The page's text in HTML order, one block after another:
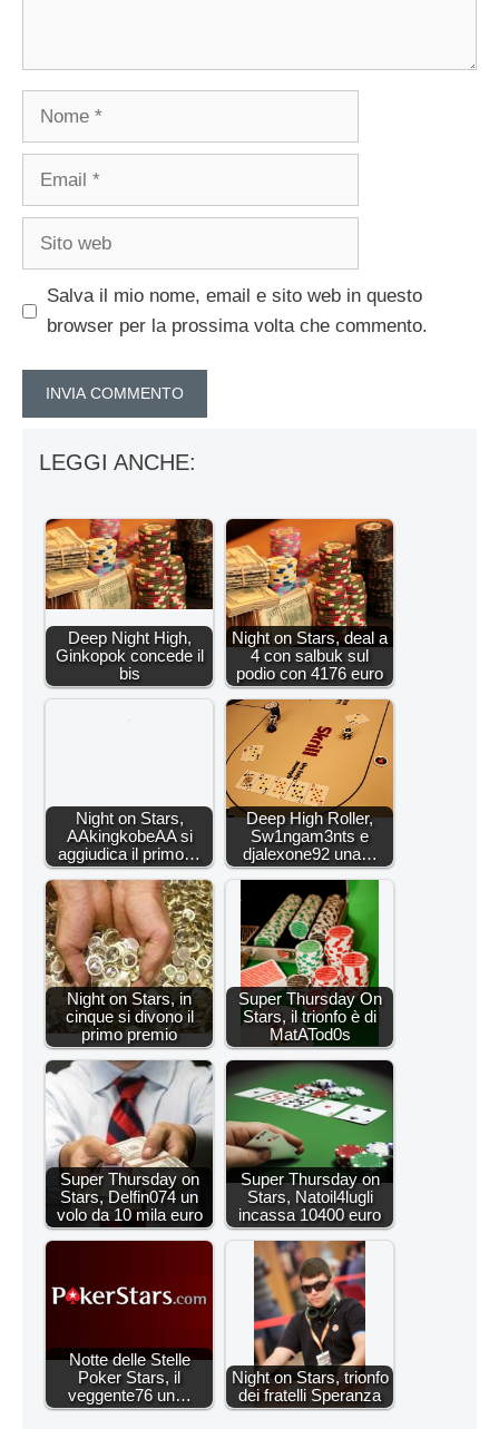
Nome
Email
Sito
Salva il mio nome, email e sito web in questo
browser per la prossima volta che commento.
LEGGI ANCHE:
Deep Night High,
Ginkopok concede il
bis
Night on Stars, deal a
4 con salbuk sul
podio con 4176 euro
Night on Stars,
AAkingkobeAA si
aggiudica il primo…
Deep High Roller,
Sw1ngam3nts e
djalexone92 una…
Night on Stars, in
cinque si divono il
primo premio
Super Thursday On
Stars, il trionfo è di
MatATod0s
Super Thursday on
Stars, Delfin074 un
volo da 10 mila euro
Super Thursday on
Stars, Natoil4lugli
incassa 10400 euro
Notte delle Stelle
Poker Stars, il
veggente76 un…
Night on Stars, trionfo
dei fratelli Speranza